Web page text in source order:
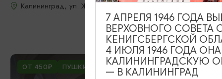
Калининград, ул. Железнодорожная, д. 13-23
ОТ 450₽ ПУШКИНСКАЯ КАРТА
7 АПРЕЛЯ 1946 ГОДА
ВЕРХОВНОГО СОВЕТА
КЕНИГСБЕРГСКОЙ
4 ИЮЛЯ 1946 ГОДА
КАЛИНИНГРАДСКУЮ
— В КАЛИНИНГРАД